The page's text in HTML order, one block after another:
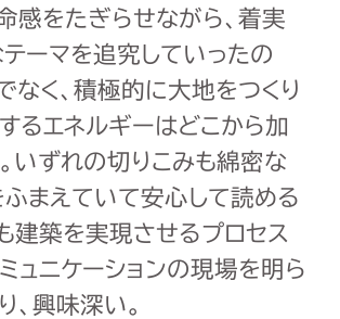
感をたぎらせながら、着実
ーマを追究していったの
なく、積極的に大地をつくり
るエネルギーはどこから加
いずれの切りこみも綿密な
まえていて安心して読める
建築を実現させるプロセス
ュニケーションの現場を明ら
、興味深い。